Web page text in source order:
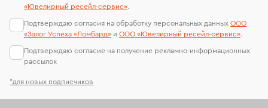
*для новых подписчиков
«Ювелирный ресейл-сервиc».
Подтверждаю согласия на обработку персональных данных ООО
«Залог Успеха «Ломбард» и ООО «Ювелирный ресейл-сервиc».
Подтверждаю согласие на получение рекламно-информационных
рассылок